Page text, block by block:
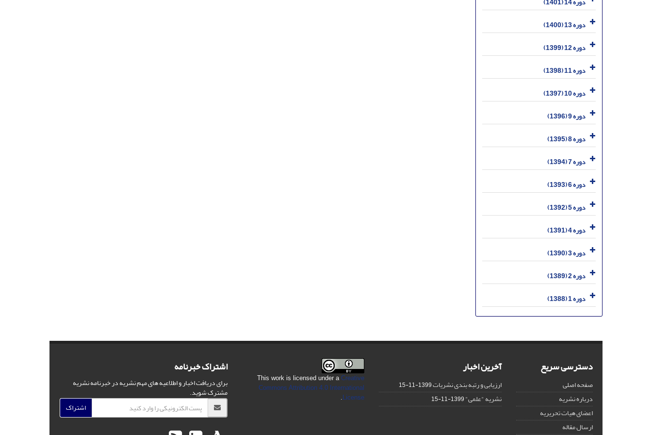
دوره 13 (1400)
دوره 12 (1399)
دوره 11 (1398)
دوره 10 (1397)
دوره 9 (1396)
دوره 8 (1395)
دوره 7 (1394)
دوره 6 (1393)
دوره 5 (1392)
دوره 4 (1391)
دوره 3 (1390)
دوره 2 (1389)
دوره 1 (1388)
دسترسی سریع
صفحه اصلی
درباره نشریه
اعضای هیات تحریریه
ارسال مقاله
آخرین اخبار
ارزیابی و رتبه بندی نشریات1399-11-15
نشریه "علمی"1399-11-15
This work is licensed under aCreative
Commons Attribution 4.0 International
License
.
اشتراک خبرنامه
برای دریافت اخبار و اطلاعیه های مهم نشریه در خبرنامه نشریه
مشترک شوید.
اشتراک